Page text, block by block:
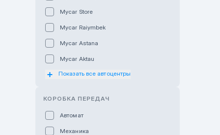
Mycar Store
Mycar Raiymbek
Mycar Astana
Mycar Aktau
Mycar Uralsk
Показать все автоцентры
КОРОБКА ПЕРЕДАЧ
Автомат
Механика